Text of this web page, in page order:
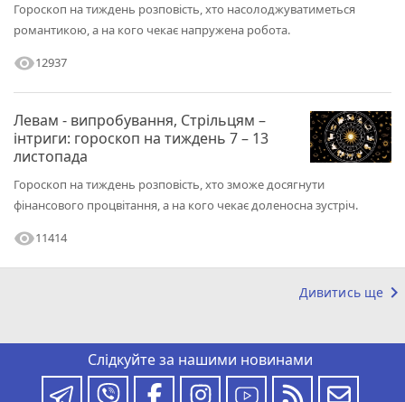
Гороскоп на тиждень розповість, хто насолоджуватиметься
романтикою, а на кого чекає напружена робота.
visibility12937
Левам - випробування, Стрільцям –
інтриги: гороскоп на тиждень 7 – 13
листопада
Гороскоп на тиждень розповість, хто зможе досягнути
фінансового процвітання, а на кого чекає доленосна зустріч.
visibility11414
Дивитись ще keyboard_arrow_right
Слідкуйте за нашими новинами